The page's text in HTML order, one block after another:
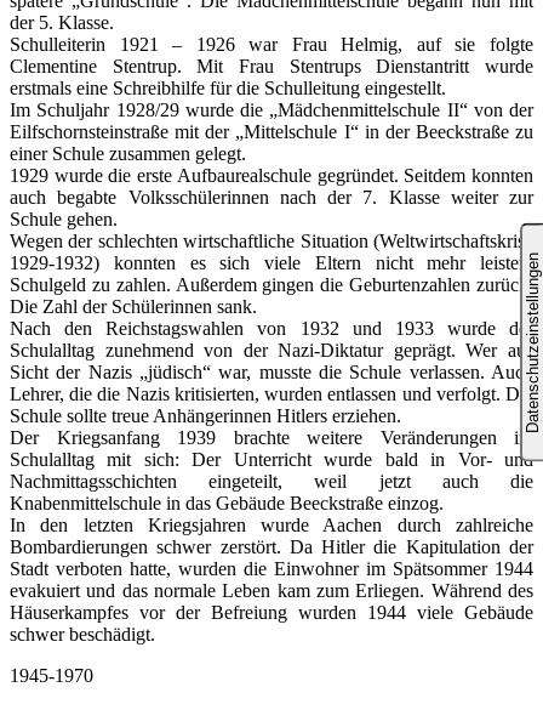
der 5. Klasse.
Schulleiterin 1921 – 1926 war Frau Helmig, auf sie folgte
Clementine Stentrup. Mit Frau Stentrups Dienstantritt wurde
erstmals eine Schreibhilfe für die Schulleitung eingestellt.
Im Schuljahr 1928/29 wurde die „Mädchenmittelschule II“ von der
Eilfschornsteinstraße mit der „Mittelschule I“ in der Beeckstraße zu
einer Schule zusammen gelegt.
1929 wurde die erste Aufbaurealschule gegründet. Seitdem konnten
auch begabte Volksschülerinnen nach der 7. Klasse weiter zur
Schule gehen.
Wegen der schlechten wirtschaftliche Situation (Weltwirtschaftskrise
1929-1932) konnten es sich viele Eltern nicht mehr leisten,
Schulgeld zu zahlen. Außerdem gingen die Geburtenzahlen zurück.
Die Zahl der Schülerinnen sank.
Nach den Reichstagswahlen von 1932 und 1933 wurde der
Schulalltag zunehmend von der Nazi-Diktatur geprägt. Wer aus
Sicht der Nazis „jüdisch“ war, musste die Schule verlassen. Auch
Lehrer, die die Nazis kritisierten, wurden entlassen und verfolgt. Die
Schule sollte treue Anhängerinnen Hitlers erziehen.
Der Kriegsanfang 1939 brachte weitere Veränderungen im
Schulalltag mit sich: Der Unterricht wurde bald in Vor- und
Nachmittagsschichten eingeteilt, weil jetzt auch die
Knabenmittelschule in das Gebäude Beeckstraße einzog.
In den letzten Kriegsjahren wurde Aachen durch zahlreiche
Bombardierungen schwer zerstört. Da Hitler die Kapitulation der
Stadt verboten hatte, wurden die Einwohner im Spätsommer 1944
evakuiert und das normale Leben kam zum Erliegen. Während des
Häuserkampfes vor der Befreiung wurden 1944 viele Gebäude
schwer beschädigt.
1945-1970